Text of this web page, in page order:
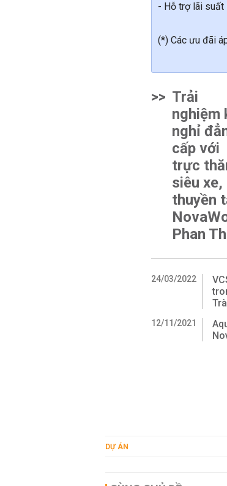
- Hỗ trợ lãi suất
(*) Các ưu đãi
>> Trải
nghiệm
nghỉ
cấp với
trực
siêu xe,
thuyền
Phan
24/03/2022
12/11/2021
DỰ ÁN